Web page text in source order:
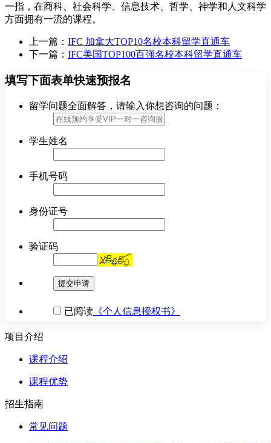
一指，在商科、社会科学、信息技术、哲学、神学和人文科学
方面拥有一流的课程。
上一篇： IFC 加拿大TOP10名校本科留学直通车
下一篇： IFC美国TOP100百强名校本科留学直通车
填写下面表单快速预报名
留学问题全面解答，请输入你想咨询的问题：
学生姓名
手机号码
身份证号
验证码
提交申请
已阅读 《个人信息授权书》
项目介绍
课程介绍
课程优势
招生指南
常见问题